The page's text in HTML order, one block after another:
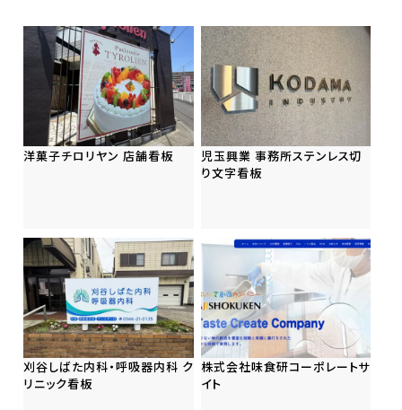
洋菓子チロリヤン 店舗看板
児玉興業 事務所ステンレス切
り文字看板
刈谷しばた内科・呼吸器内科 ク
リニック看板
株式会社味食研コーポレートサ
イト